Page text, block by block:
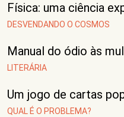
Física: uma ciência
DESVENDANDO O COSMOS
Manual do ódio às
LITERÁRIA
Um jogo de cartas
QUAL É O PROBLEMA?